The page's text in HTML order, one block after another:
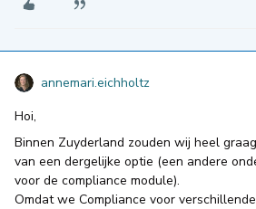
annemari.eichholtz
Hoi,
Binnen Zuyderland zouden wij heel
van een dergelijke optie (een andere
voor de compliance module).
Omdat we Compliance voor